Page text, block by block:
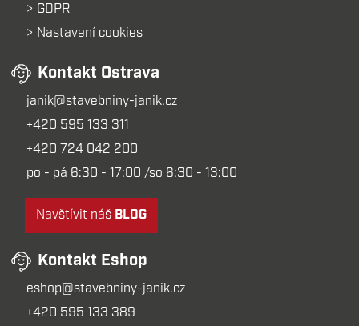
GDPR
Nastavení cookies
Kontakt Ostrava
janik@stavebniny-janik.cz
+420 595 133 311
+420 724 042 200
po - pá 6:30 - 17:00 /so 6:30 - 13:00
Navštívit náš BLOG
Kontakt Eshop
eshop@stavebniny-janik.cz
+420 595 133 389